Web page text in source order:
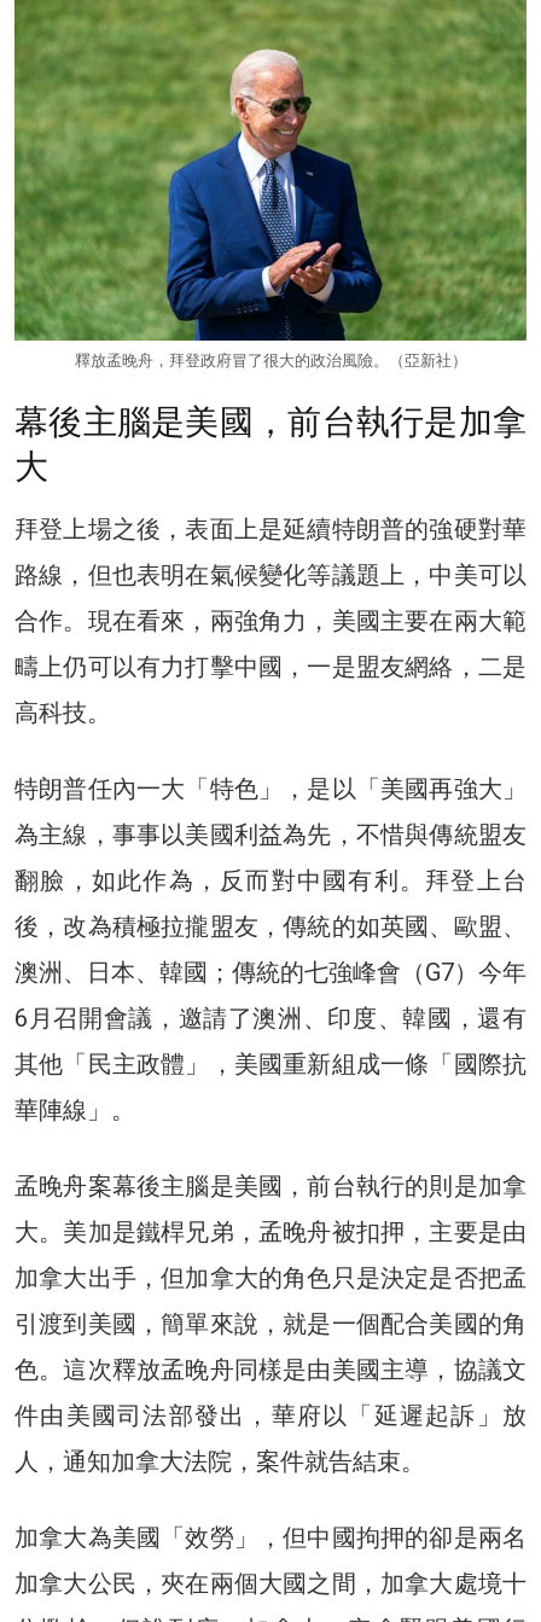
釋放孟晚舟，拜登政府冒了很大的政治風險。（亞新社）
幕後主腦是美國，前台執行是加拿
大
拜登上場之後，表面上是延續特朗普的強硬對華
路線，但也表明在氣候變化等議題上，中美可以
合作。現在看來，兩強角力，美國主要在兩大範
疇上仍可以有力打擊中國，一是盟友網絡，二是
高科技。
特朗普任內一大「特色」，是以「美國再強大」
為主線，事事以美國利益為先，不惜與傳統盟友
翻臉，如此作為，反而對中國有利。拜登上台
後，改為積極拉攏盟友，傳統的如英國、歐盟、
澳洲、日本、韓國；傳統的七強峰會（G7）今年
6月召開會議，邀請了澳洲、印度、韓國，還有
其他「民主政體」，美國重新組成一條「國際抗
華陣線」。
孟晚舟案幕後主腦是美國，前台執行的則是加拿
大。美加是鐵桿兄弟，孟晚舟被扣押，主要是由
加拿大出手，但加拿大的角色只是決定是否把孟
引渡到美國，簡單來說，就是一個配合美國的角
色。這次釋放孟晚舟同樣是由美國主導，協議文
件由美國司法部發出，華府以「延遲起訴」放
人，通知加拿大法院，案件就告結束。
加拿大為美國「效勞」，但中國拘押的卻是兩名
加拿大公民，夾在兩個大國之間，加拿大處境十